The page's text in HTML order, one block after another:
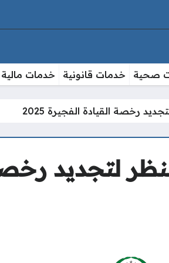
صحية خدمات قانونية خدمات مالية
رخصة القيادة الفجيرة 2025
لتجديد